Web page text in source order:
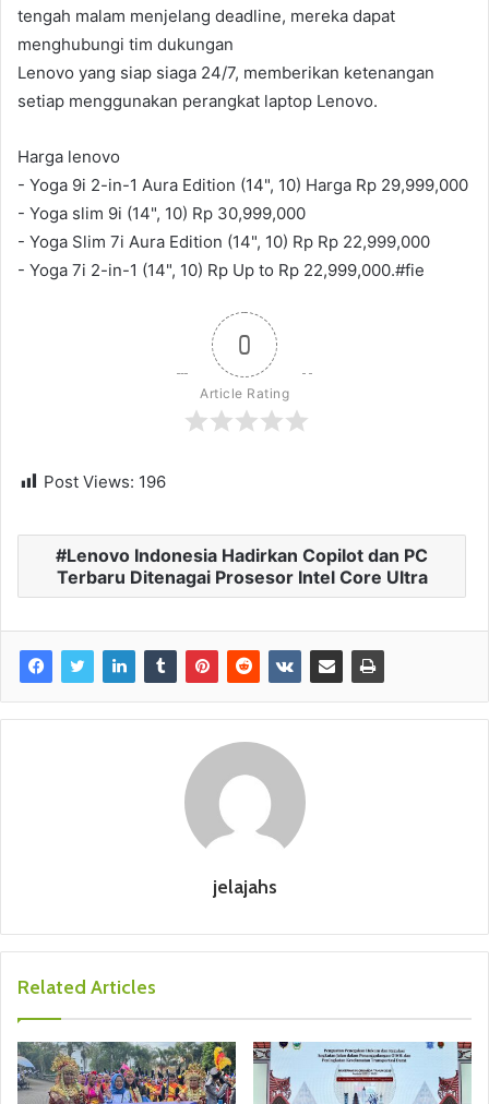
tengah malam menjelang deadline, mereka dapat
menghubungi tim dukungan
Lenovo yang siap siaga 24/7, memberikan ketenangan
setiap menggunakan perangkat laptop Lenovo.
Harga lenovo
- Yoga 9i 2-in-1 Aura Edition (14", 10) Harga Rp 29,999,000
- Yoga slim 9i (14", 10) Rp 30,999,000
- Yoga Slim 7i Aura Edition (14", 10) Rp Rp 22,999,000
- Yoga 7i 2-in-1 (14", 10) Rp Up to Rp 22,999,000.#fie
0
Article Rating
Post Views: 196
Lenovo Indonesia Hadirkan Copilot dan PC
Terbaru Ditenagai Prosesor Intel Core Ultra
jelajahs
Related Articles